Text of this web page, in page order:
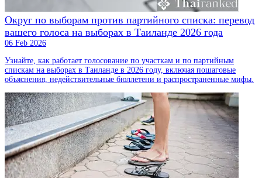
Округ по выборам против партийного списка: перевод
вашего голоса на выборах в Таиланде 2026 года
06 Feb 2026
Узнайте, как работает голосование по участкам и по партийным
спискам на выборах в Таиланде в 2026 году, включая пошаговые
объяснения, недействительные бюллетени и распространенные мифы.